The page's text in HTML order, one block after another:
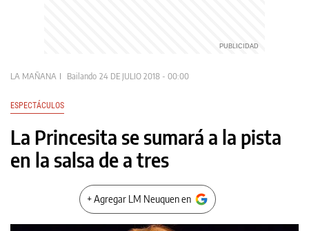
LA MAÑANA Bailando 24 DE JULIO 2018 - 00:00
ESPECTÁCULOS
La Princesita se sumará a la pista
en la salsa de a tres
+ Agregar LM Neuquen en